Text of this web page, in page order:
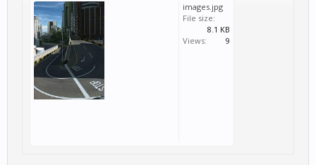
images.jpg
File size:
8.1 KB
Views:
9